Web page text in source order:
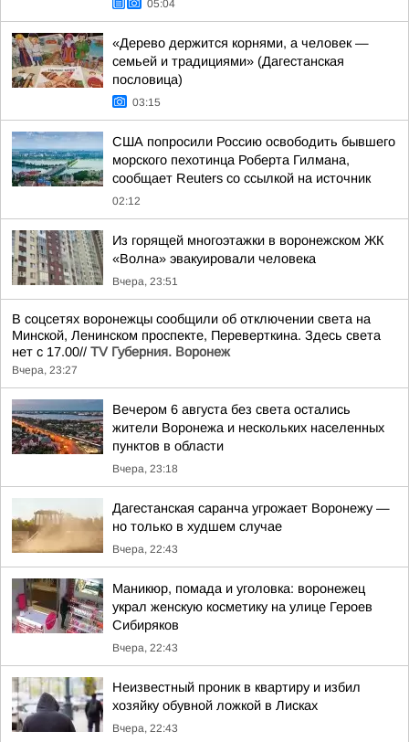
05:04
«Дерево держится корнями, а человек —
семьей и традициями» (Дагестанская
пословица)
03:15
США попросили Россию освободить бывшего
морского пехотинца Роберта Гилмана,
сообщает Reuters со ссылкой на источник
02:12
Из горящей многоэтажки в воронежском ЖК
«Волна» эвакуировали человека
Вчера, 23:51
В соцсетях воронежцы сообщили об отключении света на
Минской, Ленинском проспекте, Переверткина. Здесь света
нет с 17.00// TV Губерния. Воронеж
Вчера, 23:27
Вечером 6 августа без света остались
жители Воронежа и нескольких населенных
пунктов в области
Вчера, 23:18
Дагестанская саранча угрожает Воронежу —
но только в худшем случае
Вчера, 22:43
Маникюр, помада и уголовка: воронежец
украл женскую косметику на улице Героев
Сибиряков
Вчера, 22:43
Неизвестный проник в квартиру и избил
хозяйку обувной ложкой в Лисках
Вчера, 22:43